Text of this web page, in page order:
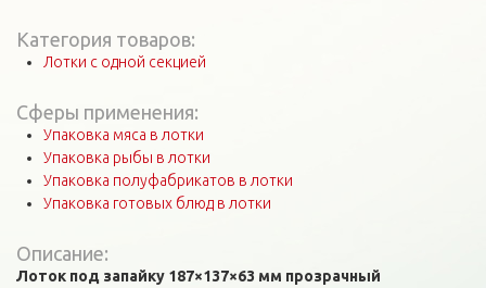
Категория товаров:
Лотки с одной секцией
Сферы применения:
Упаковка мяса в лотки
Упаковка рыбы в лотки
Упаковка полуфабрикатов в лотки
Упаковка готовых блюд в лотки
Описание:
Лоток под запайку 187×137×63 мм прозрачный